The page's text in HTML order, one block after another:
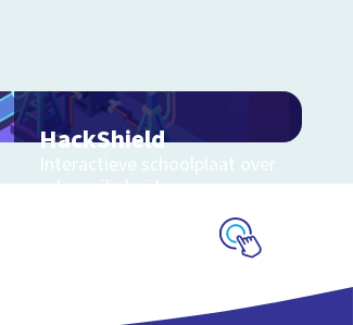
HackShield
Interactieve schoolplaat over
cyberveiligheid